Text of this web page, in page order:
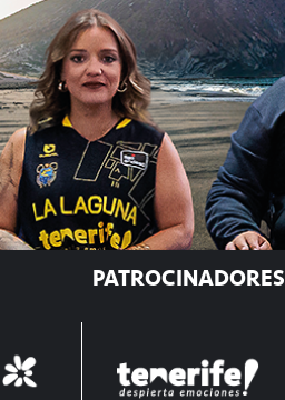
PATROCINADORES